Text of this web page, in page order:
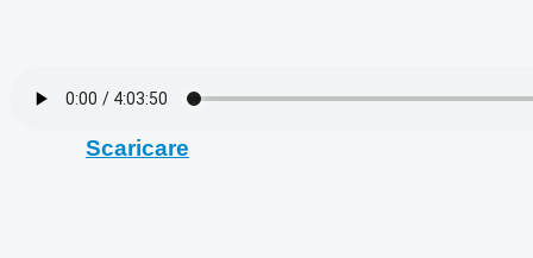
Scaricare